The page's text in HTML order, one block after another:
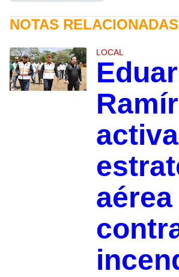
NOTAS RELACIONADAS
LOCAL
activa
aérea